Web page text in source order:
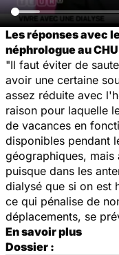
Les réponses avec
néphrologue au
"Il faut éviter de
avoir une certaine
assez réduite avec
raison pour laquelle
de vacances en
disponibles pendant
géographiques, mais
puisque dans les
dialysé que si on est
ce qui pénalise de
déplacements, se
En savoir plus
Dossier :